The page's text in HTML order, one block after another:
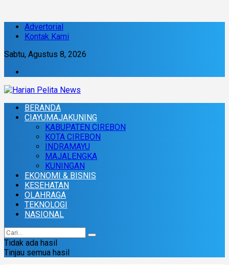
Advertorial
Kontak Kami
Sabtu, Agustus 8, 2026
BERANDA
CIAYUMAJAKUNING
KABUPATEN CIREBON
KOTA CIREBON
INDRAMAYU
MAJALENGKA
KUNINGAN
EKONOMI & BISNIS
KESEHATAN
OLAHRAGA
TEKNOLOGI
NASIONAL
Tidak ada hasil
Tinjau semua hasil